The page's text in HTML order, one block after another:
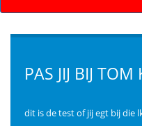
PAS JIJ BIJ TOM
dit is de test of jij egt bij die